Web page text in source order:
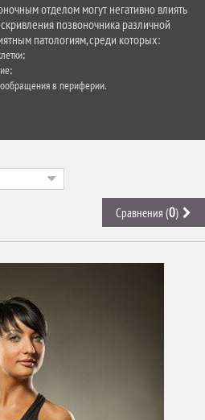
отделом могут негативно влиять
позвоночника различной
патологиям, среди которых:
в периферии.
Сравнения (0)